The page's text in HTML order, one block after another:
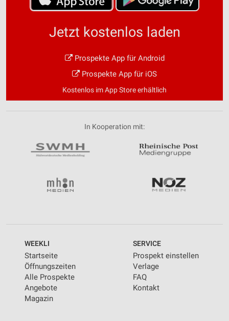
Jetzt kostenlos laden
Prospekte App für Android
Prospekte App für iOS
Kostenlos im App Store erhältlich
In Kooperation mit:
WEEKLI
Startseite
Öffnungszeiten
Alle Prospekte
Angebote
Magazin
SERVICE
Prospekt einstellen
Verlage
FAQ
Kontakt